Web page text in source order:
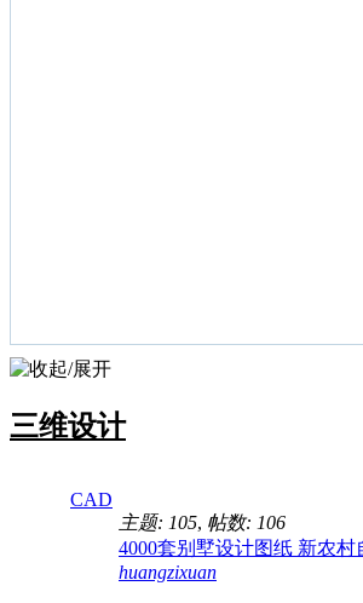
三维设计
CAD
主题: 105, 帖数: 106
4000套别墅设计图纸 新农村
huangzixuan